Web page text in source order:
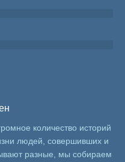
количество историй
людей, совершивших и
разные, мы собираем